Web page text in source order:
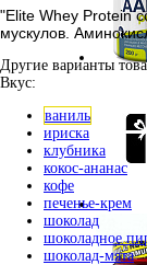
"Elite Whey Protein
мускулов.
Другие варианты
Вкус:
ваниль
ириска
клубника
кокос-ананас
кофе
печенье-крем
шоколад
шоколадное
шоколад-мята